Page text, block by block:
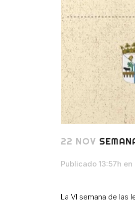
22 NOV
Publicado 13:57h en
La VI semana de las